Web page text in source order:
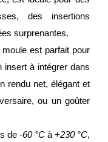
des insertions
surprenantes.
est parfait pour
insert à intégrer dans
rendu net, élégant et
ou un goûter
de -60 °C à +230 °C,